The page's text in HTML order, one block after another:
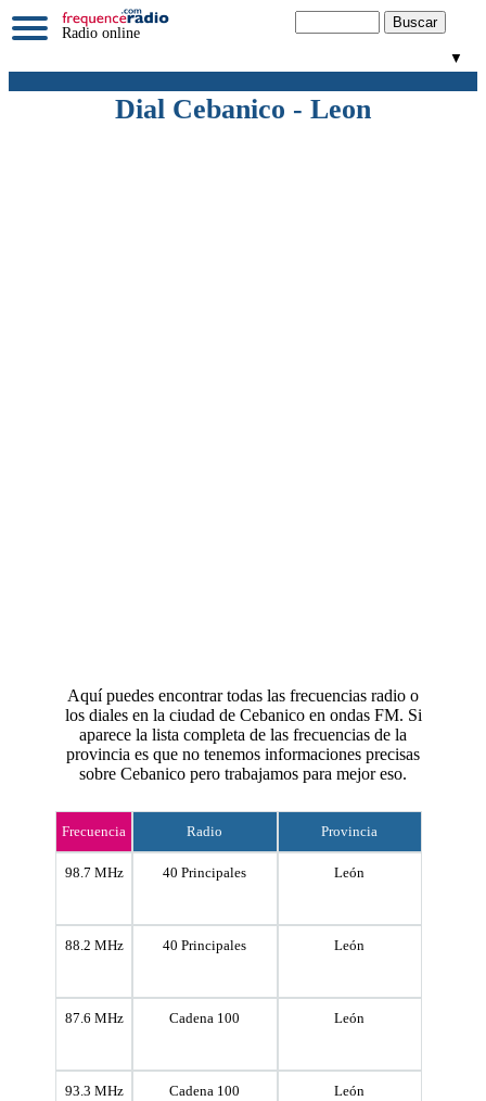
Radio online
▼
Dial Cebanico - Leon
Aquí puedes encontrar todas las frecuencias radio o
los diales en la ciudad de Cebanico en ondas FM. Si
aparece la lista completa de las frecuencias de la
provincia es que no tenemos informaciones precisas
sobre Cebanico pero trabajamos para mejor eso.
Frecuencia Radio Provincia
98.7 MHz 40 Principales León
88.2 MHz 40 Principales León
87.6 MHz Cadena 100 León
93.3 MHz Cadena 100 León